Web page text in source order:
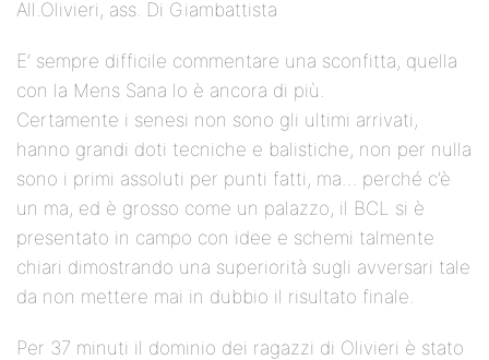
All.Olivieri, ass. Di Giambattista
E’ sempre difficile commentare una sconfitta, quella
con la Mens Sana lo è ancora di più.
Certamente i senesi non sono gli ultimi arrivati,
hanno grandi doti tecniche e balistiche, non per nulla
sono i primi assoluti per punti fatti, ma… perché c’è
un ma, ed è grosso come un palazzo, il BCL si è
presentato in campo con idee e schemi talmente
chiari dimostrando una superiorità sugli avversari tale
da non mettere mai in dubbio il risultato finale.
Per 37 minuti il dominio dei ragazzi di Olivieri è stato